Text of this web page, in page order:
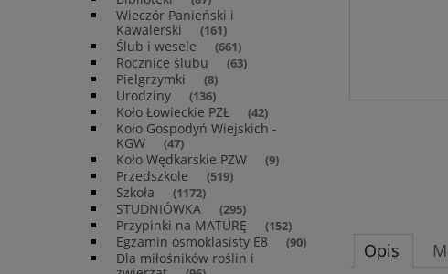
Wieczór Panieński i
Kawalerski
(161)
Ślub i wesele (661)
Rocznice ślubu (63)
Pielgrzymki (8)
Urodziny (136)
Koło Łowieckie PZŁ (42)
Koło Gospodyń Wiejskich -
KGW
(47)
Koło Wędkarskie PZW (9)
Przedszkole (519)
Szkoła (1172)
STUDNIÓWKA (295)
Przypinki na MATURĘ (152)
Egzamin ósmoklasisty E8 (90)
Dla miłośników roślin i
Opis